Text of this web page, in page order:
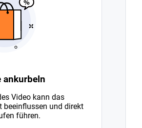
ankurbeln
Video kann das
beeinflussen und direkt
führen.